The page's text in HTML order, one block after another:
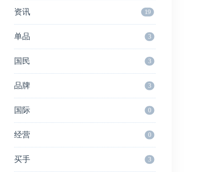
资讯 19
单品 3
国民 3
品牌 3
国际 0
经营 0
买手 3